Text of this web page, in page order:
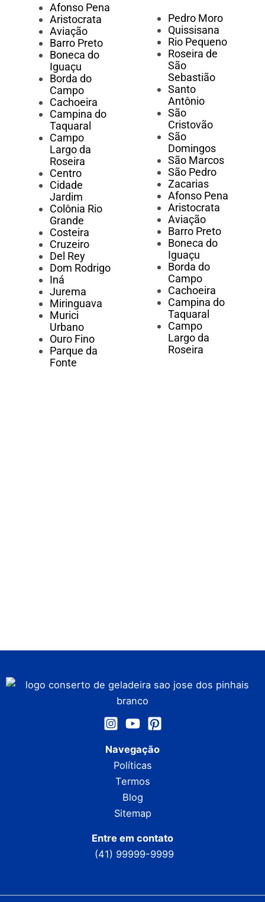
Afonso Pena
Aristocrata
Aviação
Barro Preto
Boneca do
Iguaçu
Borda do
Campo
Cachoeira
Campina do
Taquaral
Campo
Largo da
Roseira
Centro
Cidade
Jardim
Colônia Rio
Grande
Costeira
Cruzeiro
Del Rey
Dom Rodrigo
Iná
Jurema
Miringuava
Murici
Urbano
Ouro Fino
Parque da
Fonte
Pedro Moro
Quissisana
Rio Pequeno
Roseira de
São
Sebastião
Santo
Antônio
São
Cristovão
São
Domingos
São Marcos
São Pedro
Zacarias
Afonso Pena
Aristocrata
Aviação
Barro Preto
Boneca do
Iguaçu
Borda do
Campo
Cachoeira
Campina do
Taquaral
Campo
Largo da
Roseira
Navegação
Políticas
Termos
Blog
Sitemap
Entre em contato
(41) 99999-9999